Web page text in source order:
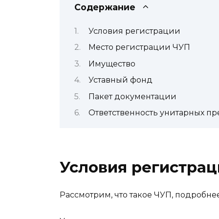
Содержание
Условия регистрации
Место регистрации ЧУП
Имущество
Уставный фонд
Пакет документации
Ответственность унитарных
Условия
Рассмотрим, что такое ЧУП,